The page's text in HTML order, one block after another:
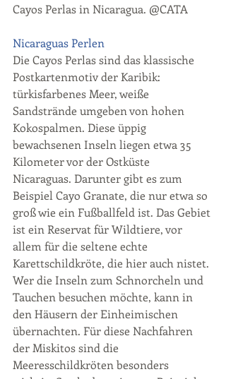
Cayos Perlas in Nicaragua. @CATA
Nicaraguas Perlen
Die Cayos Perlas sind das klassische
Postkartenmotiv der Karibik:
türkisfarbenes Meer, weiße
Sandstrände umgeben von hohen
Kokospalmen. Diese üppig
bewachsenen Inseln liegen etwa 35
Kilometer vor der Ostküste
Nicaraguas. Darunter gibt es zum
Beispiel Cayo Granate, die nur etwa so
groß wie ein Fußballfeld ist. Das Gebiet
ist ein Reservat für Wildtiere, vor
allem für die seltene echte
Karettschildkröte, die hier auch nistet.
Wer die Inseln zum Schnorcheln und
Tauchen besuchen möchte, kann in
den Häusern der Einheimischen
übernachten. Für diese Nachfahren
der Miskitos sind die
Meeresschildkröten besonders